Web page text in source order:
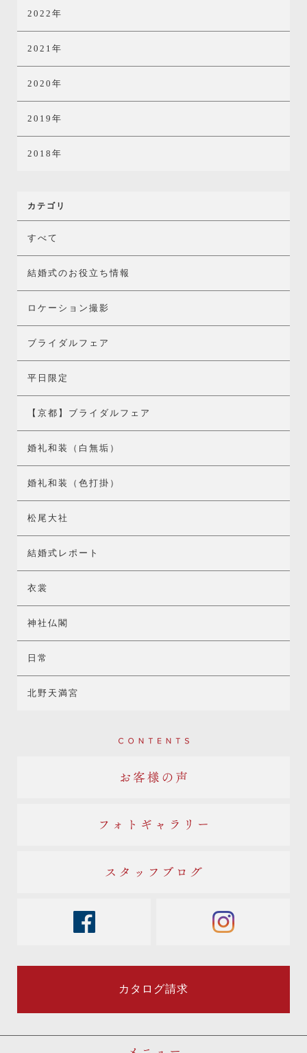
2022年
2021年
2020年
2019年
2018年
カテゴリ
すべて
結婚式のお役立ち情報
ロケーション撮影
ブライダルフェア
平日限定
【京都】ブライダルフェア
婚礼和装（白無垢）
婚礼和装（色打掛）
松尾大社
結婚式レポート
衣裳
神社仏閣
日常
北野天満宮
Contents
お客様の声
フォトギャラリー
スタッフブログ
instagram
カタログ請求